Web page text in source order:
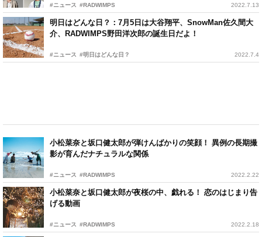
#ニュース #RADWIMPS 2022.7.13
明日はどんな日？：7月5日は大谷翔平、SnowMan佐久間大
介、RADWIMPS野田洋次郎の誕生日だよ！
#ニュース #明日はどんな日？ 2022.7.4
小松菜奈と坂口健太郎が弾けんばかりの笑顔！ 異例の長期撮
影が育んだナチュラルな関係
#ニュース #RADWIMPS 2022.2.22
小松菜奈と坂口健太郎が夜桜の中、戯れる！ 恋のはじまり告
げる動画
#ニュース #RADWIMPS 2022.2.18